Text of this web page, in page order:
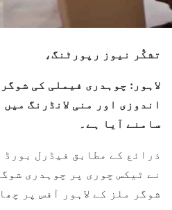
تشکُّر نیوز رپورٹنگ،
لاہور: چوہدری فیملی کی
اندوزی اور منی لانڈرنگ
سامنے آیا ہے۔
ذرائع کے مطابق فیڈرل
نے ٹیکس چوری پر چوہدری
شوگر ملز کے لاہور آفس پر